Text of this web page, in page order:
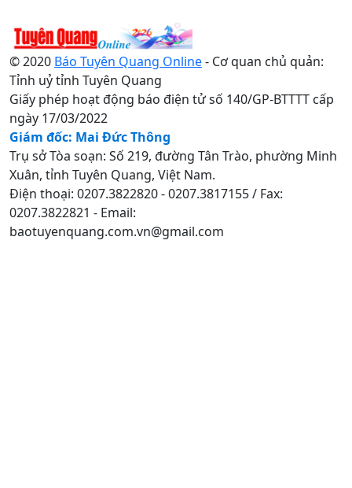
© 2020 Báo Tuyên Quang Online- Cơ quan chủ quản:
Tỉnh uỷ tỉnh Tuyên Quang
Giấy phép hoạt động báo điện tử số 140/GP-BTTTT cấp
ngày 17/03/2022
Giám đốc: Mai Đức Thông
Trụ sở Tòa soạn: Số 219, đường Tân Trào, phường Minh
Xuân, tỉnh Tuyên Quang, Việt Nam.
Điện thoại: 0207.3822820 - 0207.3817155 / Fax:
0207.3822821 - Email:
baotuyenquang.com.vn@gmail.com